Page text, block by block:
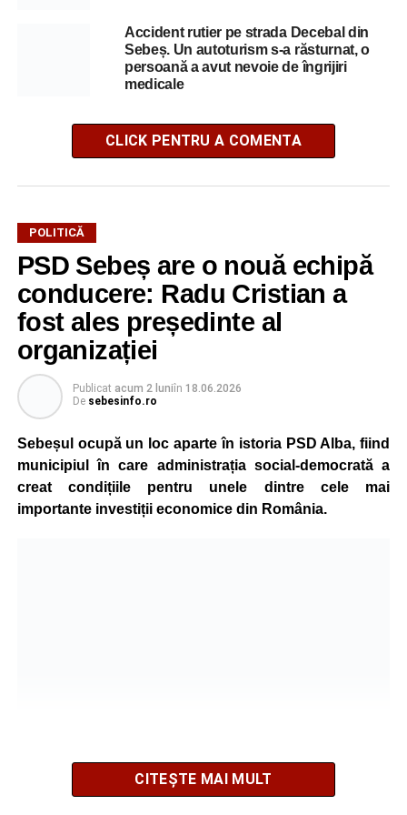
Accident rutier pe strada Decebal din
Sebeș. Un autoturism s-a răsturnat, o
persoană a avut nevoie de îngrijiri
medicale
CLICK PENTRU A COMENTA
POLITICĂ
PSD Sebeș are o nouă echipă
conducere: Radu Cristian a
fost ales președinte al
organizației
Publicat acum 2 luniîn 18.06.2026
De sebesinfo.ro
Sebeșul ocupă un loc aparte în istoria PSD Alba, fiind
municipiul în care administrația social-democrată a
creat condițiile pentru unele dintre cele mai
importante investiții economice din România.
CITEȘTE MAI MULT